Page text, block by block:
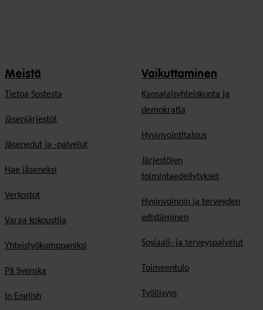
Meistä
Tietoa Sostesta
Jäsenjärjestöt
Jäsenedut ja -palvelut
Hae jäseneksi
Verkostot
Varaa kokoustila
Yhteistyökumppaniksi
På Svenska
In English
Vaikuttaminen
Kansalaisyhteiskunta ja
demokratia
Hyvinvointitalous
Järjestöjen
toimintaedellytykset
Hyvinvoinnin ja terveyden
edistäminen
Sosiaali- ja terveyspalvelut
Toimeentulo
Työllisyys